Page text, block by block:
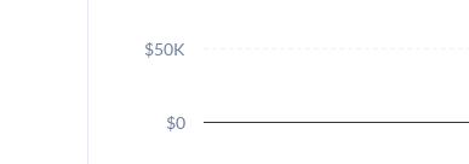
$0
$50K